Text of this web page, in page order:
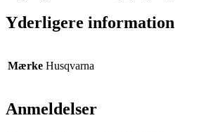
Yderligere information
Mærke Husqvarna
Anmeldelser